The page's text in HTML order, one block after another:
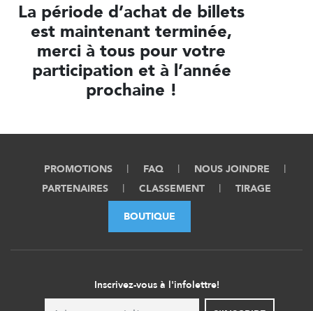
La période d’achat de billets
est maintenant terminée,
merci à tous pour votre
participation et à l’année
prochaine !
PROMOTIONS FAQ
NOUS JOINDRE
PARTENAIRES
CLASSEMENT TIRAGE
BOUTIQUE
Inscrivez-vous à l'infolettre!